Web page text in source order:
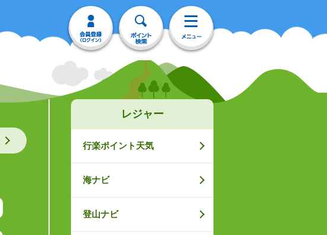
レジャー
行楽ポイント天気
海ナビ
登山ナビ